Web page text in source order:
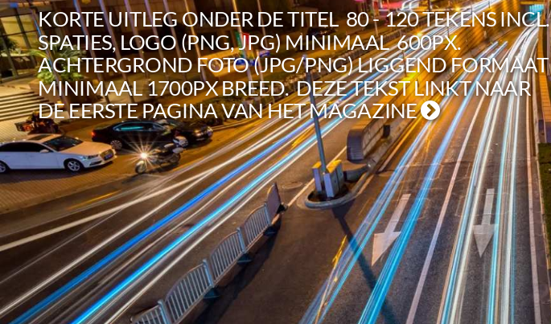
KORTE UITLEG ONDER DE TITEL 80 - 120 TEKENS INCL.
SPATIES, LOGO (PNG, JPG) MINIMAAL 600PX.
ACHTERGROND FOTO (JPG/PNG) LIGGEND FORMAAT
MINIMAAL 1700PX BREED. DEZE TEKST LINKT NAAR
DE EERSTE PAGINA VAN HET MAGAZINE